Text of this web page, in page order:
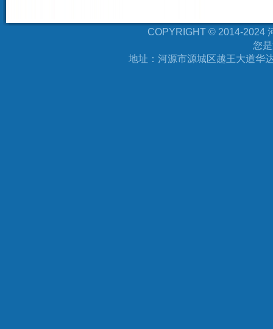
COPYRIGHT © 2014-2024
您
地址：河源市源城区越王大道华